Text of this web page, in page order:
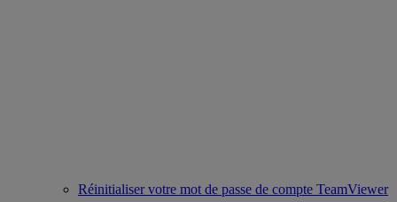
Réinitialiser votre mot de passe de compte TeamViewer